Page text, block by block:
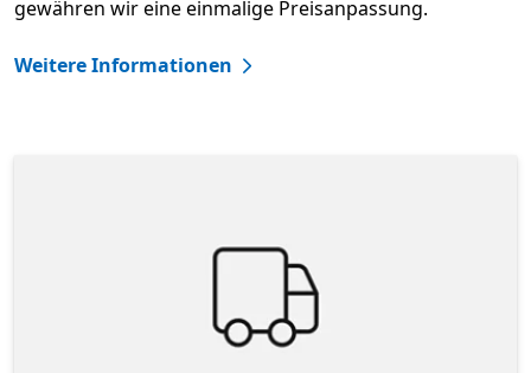
gewähren wir eine einmalige Preisanpassung.
Weitere Informationen